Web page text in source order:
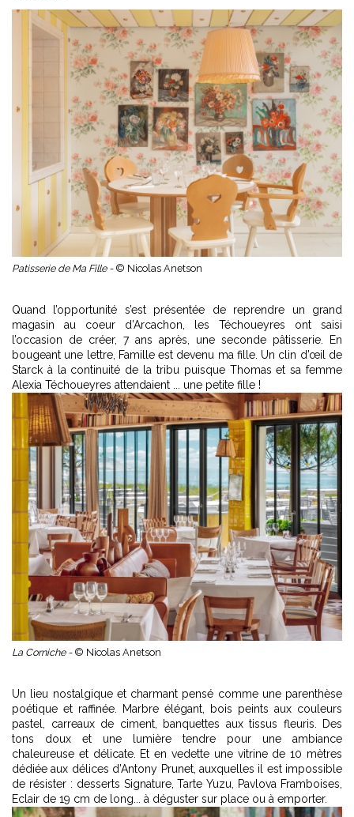
Patisserie de Ma Fille - © Nicolas Anetson
Quand l’opportunité s’est présentée de reprendre un grand
magasin au coeur d’Arcachon, les Téchoueyres ont saisi
l’occasion de créer, 7 ans après, une seconde pâtisserie. En
bougeant une lettre, Famille est devenu ma fille. Un clin d’œil de
Starck à la continuité de la tribu puisque Thomas et sa femme
Alexia Téchoueyres attendaient ... une petite fille !
La Corniche - © Nicolas Anetson
Un lieu nostalgique et charmant pensé comme une parenthèse
poétique et raffinée. Marbre élégant, bois peints aux couleurs
pastel, carreaux de ciment, banquettes aux tissus fleuris. Des
tons doux et une lumière tendre pour une ambiance
chaleureuse et délicate. Et en vedette une vitrine de 10 mètres
dédiée aux délices d’Antony Prunet, auxquelles il est impossible
de résister : desserts Signature, Tarte Yuzu, Pavlova Framboises,
Eclair de 19 cm de long... à déguster sur place ou à emporter.